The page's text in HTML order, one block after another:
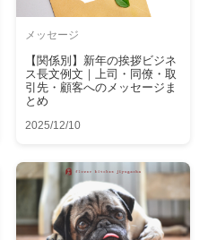
メッセージ
【関係別】新年の挨拶ビジネ
ス長文例文｜上司・同僚・取
引先・顧客へのメッセージま
とめ
2025/12/10